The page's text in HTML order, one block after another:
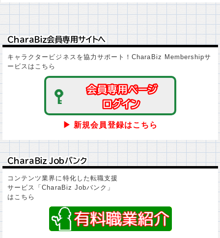
ＣｈａｒａＢｉｚ会員専用サイトへ
ＣｈａｒａＢｉｚ会員専用サイトへ
キャラクタービジネスを協力サポート！CharaBiz Membershipサ
ービスはこちら
会員専用ページ
会員専用ページ
ログイン
ログイン
▶ 新規会員登録はこちら
ＣｈａｒａＢｉｚ Ｊｏｂバンク
ＣｈａｒａＢｉｚ Ｊｏｂバンク
コンテンツ業界に特化した転職支援
サービス「CharaBiz Jobバンク」
はこちら